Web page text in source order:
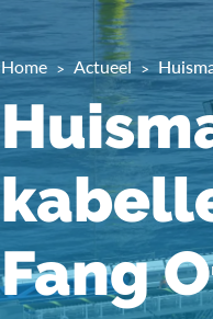
Home Actueel
Fang